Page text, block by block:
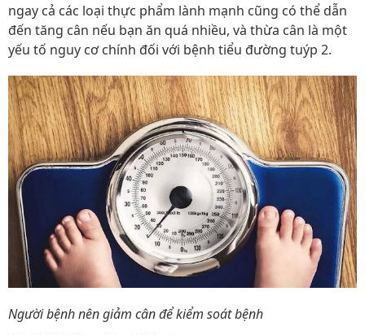
ngay cả các loại thực phẩm lành mạnh cũng có thể dẫn
đến tăng cân nếu bạn ăn quá nhiều, và thừa cân là một
yếu tố nguy cơ chính đối với bệnh tiểu đường tuýp 2.
Người bệnh nên giảm cân để kiểm soát bệnh